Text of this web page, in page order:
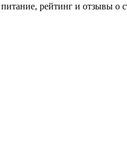
рейтинг и отзывы о